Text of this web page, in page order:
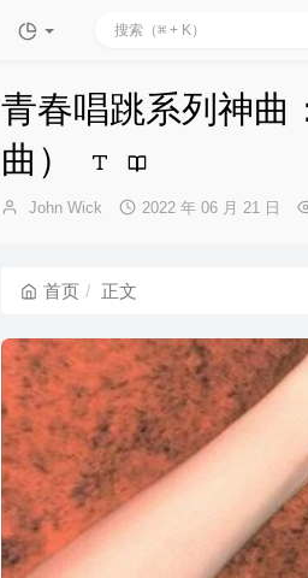
青春唱跳系列神曲
曲）
博
John Wick
发
2022 年 06 月 21 日
首页 正文